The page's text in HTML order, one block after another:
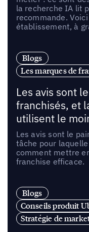
la recherche IA lit
recommande.
établissement, à
Blogs
Les marques de
Les avis sont
franchisés, et
utilisent le
Les avis sont le
tâche pour
comment mettre
franchise efficace.
Blogs
Conseils produit
Stratégie de